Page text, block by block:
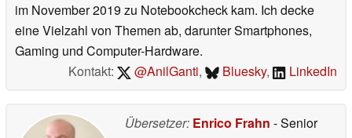
im November 2019 zu Notebookcheck kam. Ich decke
eine Vielzahl von Themen ab, darunter Smartphones,
Gaming und Computer-Hardware.
Kontakt:
@AnilGanti, Bluesky, LinkedIn
Übersetzer: Enrico Frahn - Senior